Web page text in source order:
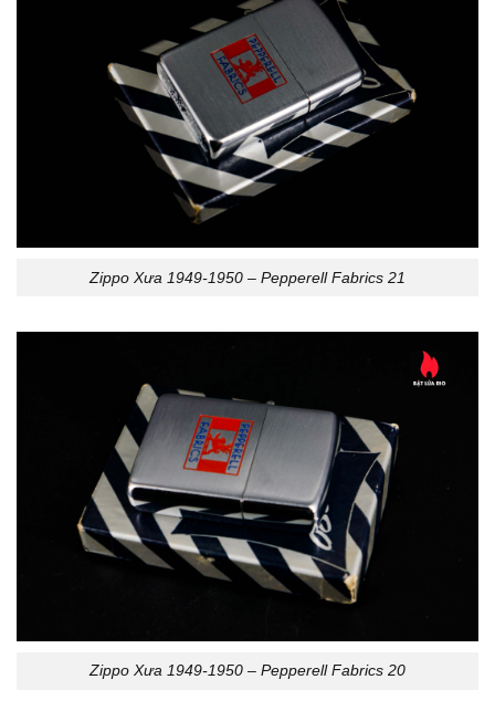
Zippo Xưa 1949-1950 – Pepperell Fabrics 21
Zippo Xưa 1949-1950 – Pepperell Fabrics 20